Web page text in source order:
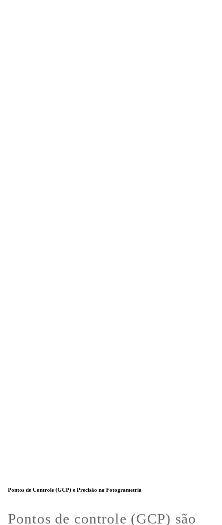
Pontos de Controle (GCP) e Precisão na Fotogrametria
Pontos de controle (GCP) são